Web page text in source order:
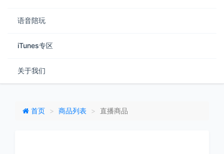
语音陪玩
iTunes专区
关于我们
首页 商品列表 直播商品